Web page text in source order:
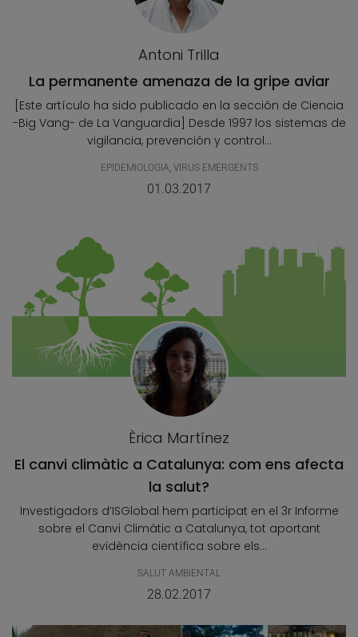
Antoni Trilla
La permanente amenaza de la gripe aviar
[Este artículo ha sido publicado en la sección de Ciencia
-Big Vang- de La Vanguardia] Desde 1997 los sistemas de
vigilancia, prevención y control...
EPIDEMIOLOGIA VIRUS EMERGENTS
01.03.2017
Èrica Martínez
El canvi climàtic a Catalunya: com ens afecta
la salut?
Investigadors d’ISGlobal hem participat en el 3r Informe
sobre el Canvi Climàtic a Catalunya, tot aportant
evidència científica sobre els...
SALUT AMBIENTAL
28.02.2017